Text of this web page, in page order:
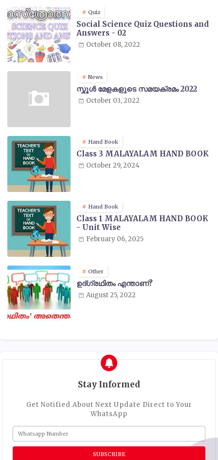
Quiz
Social Science Quiz Questions and
Answers - 02
October 08, 2022
News
സ്കൂൾ മേളകളുടെ സമയക്രമം 2022
October 03, 2022
Hand Book
Class 3 MALAYALAM HAND BOOK
October 29, 2024
Hand Book
Class 1 MALAYALAM HAND BOOK
- Unit Wise
February 06, 2025
Other
ഉദ്ഗ്രഥിതം എന്താണ്?
August 25, 2022
Stay Informed
Get Notified About Next Update Direct to Your
WhatsApp